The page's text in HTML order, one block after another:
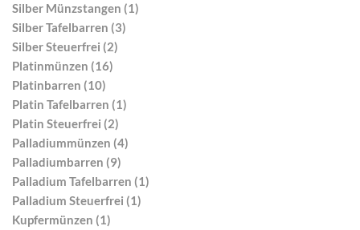
Silber Münzstangen (1)
Silber Tafelbarren (3)
Silber Steuerfrei (2)
Platinmünzen (16)
Platinbarren (10)
Platin Tafelbarren (1)
Platin Steuerfrei (2)
Palladiummünzen (4)
Palladiumbarren (9)
Palladium Tafelbarren (1)
Palladium Steuerfrei (1)
Kupfermünzen (1)